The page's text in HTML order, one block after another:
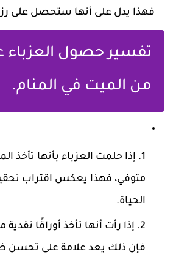
فهذا يدل على أنها ستحصل على
تفسير حصول العزباء
من الميت في المنام.
إذا حلمت العزباء بأنها
متوفي، فهذا يعكس اقتراب
الحياة.
إذا رأت أنها تأخذ أوراقًا
فإن ذلك يعد علامة على تحسن